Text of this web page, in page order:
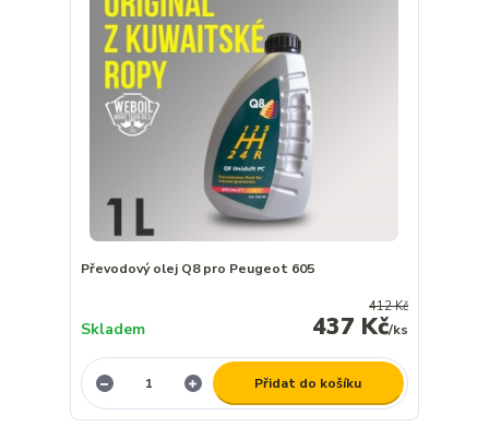
Převodový olej Q8 pro Peugeot 605
412 Kč
437 Kč/ks
Skladem
Přidat do košíku